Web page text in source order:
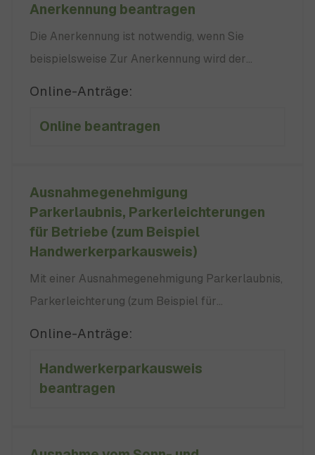
Anerkennung beantragen
Die Anerkennung ist notwendig, wenn Sie
beispielsweise Zur Anerkennung wird der
Württemberg zugeordnet. Beispiele für
Landeshochschulgesetz (LHG):
Online-Anträge:
Online beantragen
Ausnahmegenehmigung
Parkerlaubnis, Parkerleichterungen
für Betriebe (zum Beispiel
Handwerkerparkausweis)
Mit einer Ausnahmegenehmigung Parkerlaubnis,
Parkerleichterung (zum Beispiel für
Dauer des Arbeitseinsatzes in bestimmten
Bereichen parken. Die Voraussetzungen sind von
Online-Anträge:
Handwerkerparkausweis
beantragen